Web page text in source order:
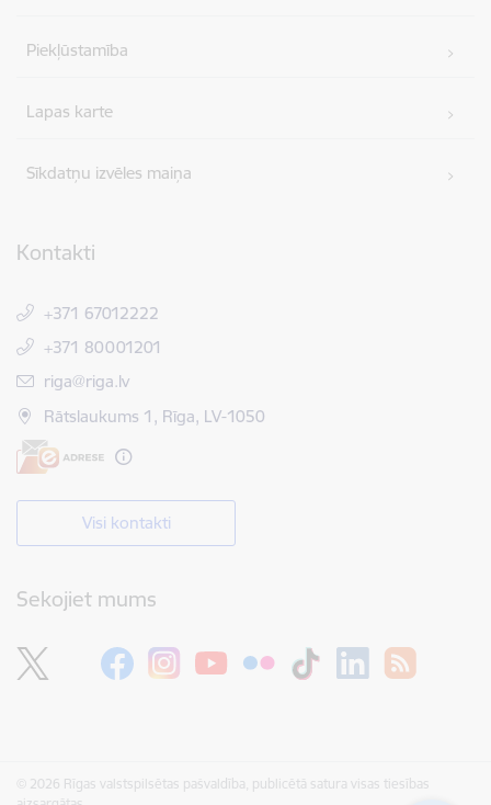
Piekļūstamība
Lapas karte
Sīkdatņu izvēles maiņa
Kontakti
+371 67012222
+371 80001201
E-pasts:
riga@riga.lv
Rātslaukums 1, Rīga, LV-1050
Visi kontakti
Sekojiet mums
© 2026 Rīgas valstspilsētas pašvaldība, publicētā satura visas tiesības